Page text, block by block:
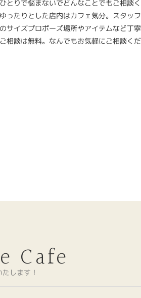
ひとりで悩まないでどんなことでもご相談く
ゆったりとした店内はカフェ気分。スタッ
のサイズプロポーズ場所やアイテムなど丁
ご相談は無料。なんでもお気軽にご相談くだ
Cafe
します！